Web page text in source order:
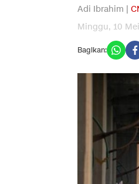
Adi Ibrahim |
Minggu, 10
Bagikan: